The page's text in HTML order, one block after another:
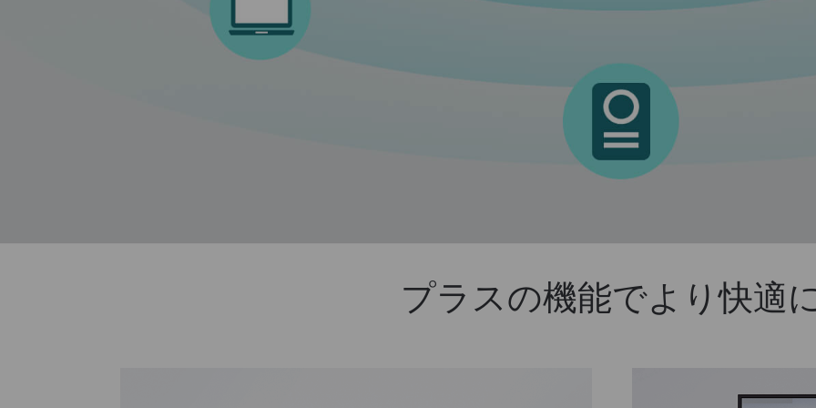
プラスの機能でより快適